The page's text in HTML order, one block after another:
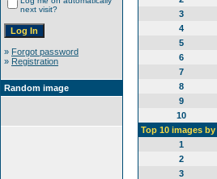
next visit?
» Forgot password
» Registration
Random image
3
4
5
6
7
8
9
10
Top 10 images
1
2
3